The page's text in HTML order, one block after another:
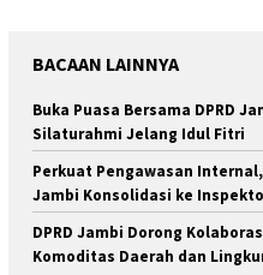
BACAAN LAINNYA
Buka Puasa Bersama DPRD
Silaturahmi Jelang Idul Fitri
Perkuat Pengawasan
Jambi Konsolidasi ke
DPRD Jambi Dorong
Komoditas Daerah dan